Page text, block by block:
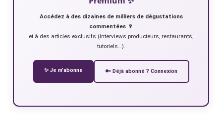
Accédez à des dizaines de milliers de dégustations
commentées 🍷
et à des articles exclusifs (interviews producteurs, restaurants,
tutoriels…).
✨ Je m’abonne 🔑 Déjà abonné ? Connexion